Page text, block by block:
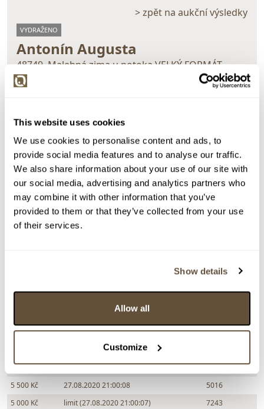
This website uses cookies
We use cookies to personalise content and ads, to
provide social media features and to analyse our traffic.
We also share information about your use of our site with
our social media, advertising and analytics partners who
may combine it with other information that you’ve
provided to them or that they’ve collected from your use
of their services.
Show details
Allow all
Customize
> zpět na aukční výsledky
VYDRAŽENO
Antonín Augusta
48749. Malebná zima u potoka VELKÝ FORMÁT
Dražba ukončena:
27.08.2020 21:50:44
vydraženo za:
Zpět na aukční výsledky
Chcete prodat obraz od stejného autora?
> Zobrazit informaci jak prodat obraz v aukci
27.08.2020 21:44:17
7 000 Kč
27.08.2020 21:42:29
7243
27.08.2020 21:42:22
6 000 Kč
27.08.2020 21:30:43
7243
5 500 Kč
27.08.2020 21:00:08
5016
5 000 Kč
limit (27.08.2020 21:00:07)
7243